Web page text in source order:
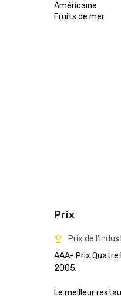
Américaine
Fruits de mer
Prix
Prix de
AAA- Prix
2005.
Le meilleur